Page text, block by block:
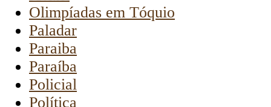
Olimpíadas em Tóquio
Paladar
Paraiba
Paraíba
Policial
Política